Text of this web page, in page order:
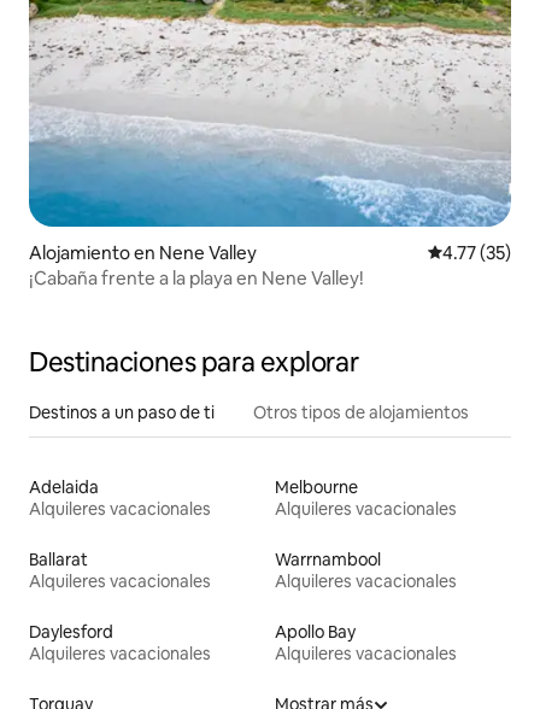
Alojamiento en Nene Valley Calificación
4.77 (35)
¡Cabaña frente a la playa en Nene Valley!
Destinaciones para explorar
Destinos a un paso de ti Otros tipos de alojamientos
Adelaida
Alquileres vacacionales
Melbourne
Alquileres vacacionales
Ballarat
Alquileres vacacionales
Warrnambool
Alquileres vacacionales
Daylesford
Alquileres vacacionales
Apollo Bay
Alquileres vacacionales
Torquay
Mostrar más